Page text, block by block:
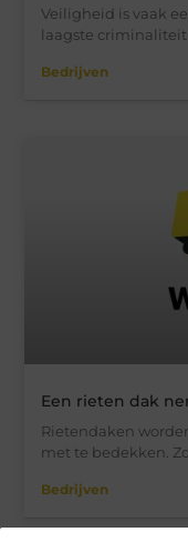
Veiligheid is vaak
laagste criminaliteit
Bedrijven
Een rieten dak
Rietendaken
met te bedekken.
Bedrijven